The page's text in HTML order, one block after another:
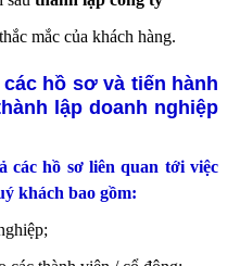
mắc của khách hàng.
hồ sơ và tiến hành
lập doanh nghiệp
các hồ sơ liên quan tới việc
khách bao gồm: